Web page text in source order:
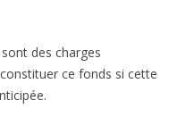
des charges
ce fonds si cette